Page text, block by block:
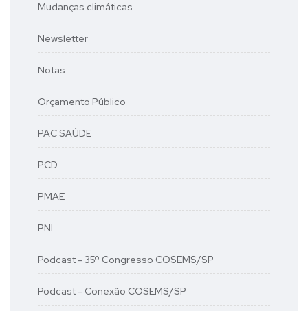
Mudanças climáticas
Newsletter
Notas
Orçamento Público
PAC SAÚDE
PCD
PMAE
PNI
Podcast - 35º Congresso COSEMS/SP
Podcast - Conexão COSEMS/SP